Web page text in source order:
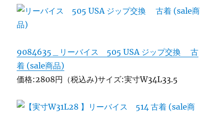
9084635＿リーバイス 505 USA ジップ交換 古
着 (sale商品)
価格:2808円（税込み)サイズ:実寸W34L33.5